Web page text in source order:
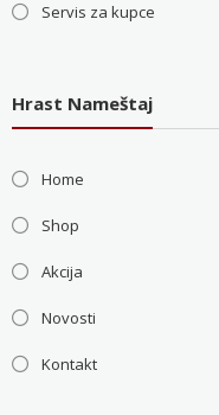
Servis za kupce
Hrast Nameštaj
Home
Shop
Akcija
Novosti
Kontakt